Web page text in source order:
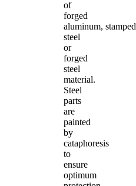
of
forged
aluminum, stamped
steel
or
forged
steel
material.
Steel
parts
are
painted
by
cataphoresis
to
ensure
optimum